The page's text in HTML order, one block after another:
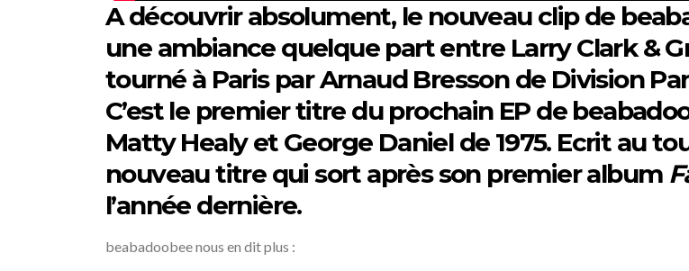
A découvrir absolument, le nouveau clip de
une ambiance quelque part entre Larry Clark &
tourné à Paris par Arnaud Bresson de Division
C’est le premier titre du prochain EP de
Matty Healy et George Daniel de 1975. Ecrit au
nouveau titre qui sort après son premier album
l’année dernière.
beabadoobee nous en dit plus :